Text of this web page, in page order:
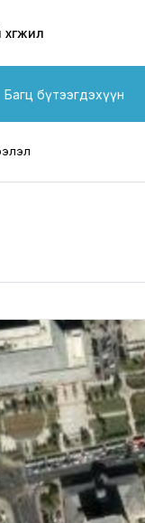
Багц бүтээгдэхүүн